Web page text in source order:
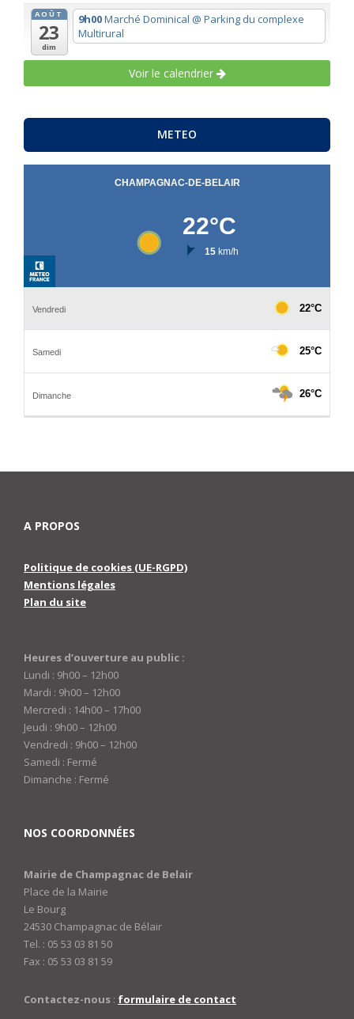
AOÛT
23
dim
9h00Marché Dominical @ Parking du complexe
Multirural
Voir le calendrier
METEO
A PROPOS
Politique de cookies (UE-RGPD)
Mentions légales
Plan du site
Heures d’ouverture au public :
Lundi : 9h00 – 12h00
Mardi : 9h00 – 12h00
Mercredi : 14h00 – 17h00
Jeudi : 9h00 – 12h00
Vendredi : 9h00 – 12h00
Samedi : Fermé
Dimanche : Fermé
NOS COORDONNÉES
Mairie de Champagnac de Belair
Place de la Mairie
Le Bourg
24530 Champagnac de Bélair
Tel. : 05 53 03 81 50
Fax : 05 53 03 81 59
Contactez-nous : formulaire de contact